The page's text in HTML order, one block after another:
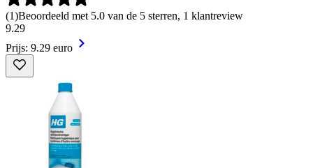
(1)Beoordeeld met 5.0 van de 5 sterren, 1 klantreview
9.29
Prijs: 9.29 euro